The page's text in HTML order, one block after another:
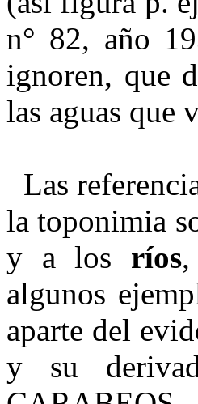
n° 82, año
ignoren, que
las aguas que
Las
la toponimia
y a los ríos
algunos
aparte del
y su